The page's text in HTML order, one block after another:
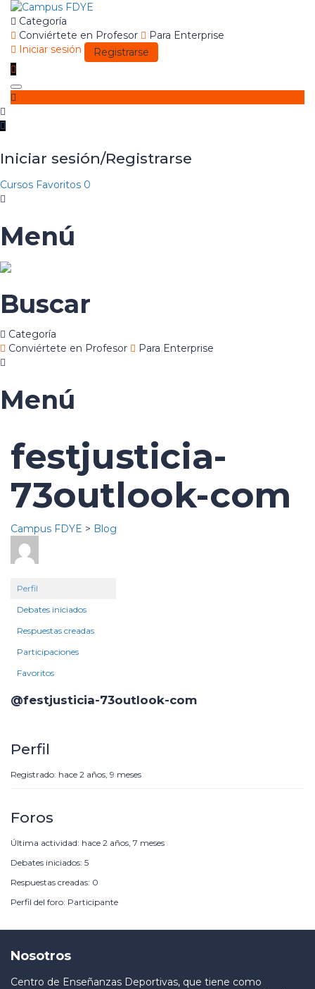
Categoría
Conviértete en Profesor
Para Enterprise
Iniciar sesión
Registrarse
Toggle
navigation
Iniciar sesión/Registrarse
Cursos Favoritos 0
Menú
Buscar
Categoría
Conviértete en Profesor
Para Enterprise
Menú
festjusticia-
73outlook-com
Campus FDYE > Blog
Perfil
Debates iniciados
Respuestas creadas
Participaciones
Favoritos
@festjusticia-73outlook-com
Perfil
Registrado: hace 2 años, 9 meses
Foros
Última actividad: hace 2 años, 7 meses
Debates iniciados: 5
Respuestas creadas: 0
Perfil del foro: Participante
Nosotros
Centro de Enseñanzas Deportivas, que tiene como